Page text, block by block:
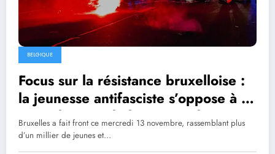
BELGIQUE
Focus sur la résistance bruxelloise :
la jeunesse antifasciste s’oppose à la
normalisation de l’extrême droite
Bruxelles a fait front ce mercredi 13 novembre, rassemblant plus
d’un millier de jeunes et…